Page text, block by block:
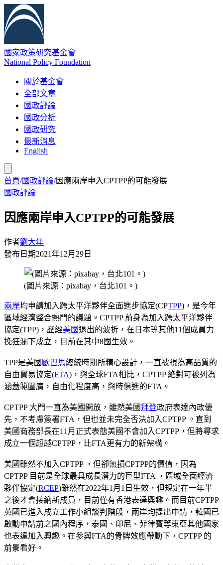
國家政策研究基金會
National Policy Foundation
關於基金會
全部文章
國政評論
國政分析
國政研究
最新消息
English
首頁/國政評論/因應兩岸申入CPTPP的可能發展
國政評論
因應兩岸申入CPTPP的可能發展
作者劉大年
發布日期2021年12月29日
(圖片來源：pixabay，台北101。)
兩岸均申請加入跨太平洋夥伴全面進步協定(CPTPP)，是今年
區域經濟整合熱門的議題。CPTPP 前身為加入跨太平洋夥伴
協定(TPP)，歷經美國退出的波折，在日本等其他11個成員力
挽狂瀾下成立，目前在其中8國生效。
TPP是美國 歐巴馬總統時期所精心設計，一直被視為高品質的
自由貿易協定(FTA)，與全球FTA相比，CPTPP 絶對可被列為
涵蓋範圍廣，自由化程度高，與時俱進的FTA。
CPTPP 大門一直為美國開放，雖然美國拜登政府表達內政優
先，不考慮簽署FTA，但也並未完全否決加入CPTPP 。直到
美國商務部長在11月正式表態美國不會加入CPTPP，但將尋求
成立一個超越CPTPP，比FTA更有力的新架構。
美國雖然不加入CPTPP ，但卻無損CPTPP的價值，因為
CPTPP 目前是全球最具成長潛力的巨型FTA ，區域全面經濟
夥伴協定(RCEP)雖然在2022年1月1日生效，但規定在一年半
之後才會接納新成員，目前僅有香港表達興趣。而目前CPTPP
英國已進入成立工作小組談判階段，兩岸均提出申請，韓國已
啟動申請前之國內程序，泰國、印尼、菲律賓等東亞其他國家
也表達加入興趣。在參與FTA的骨牌效應帶動下，CPTPP 的
前景看好。